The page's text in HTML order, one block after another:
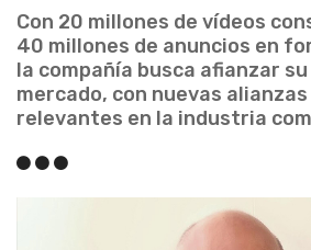
Con 20 millones de vídeos
40 millones de anuncios en
la compañía busca afianzar
mercado, con nuevas
relevantes en la industria